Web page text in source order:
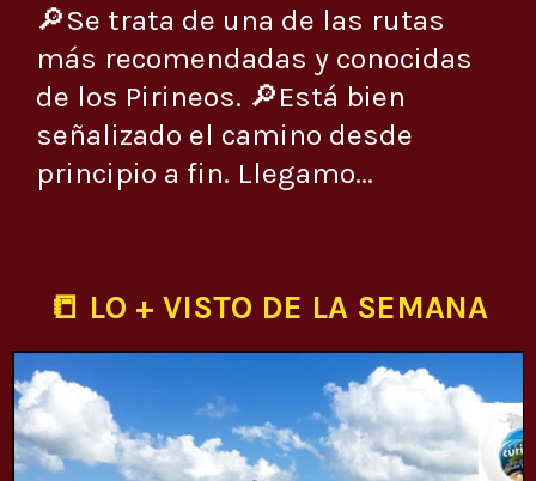
🔎Se trata de una de las rutas
más recomendadas y conocidas
de los Pirineos. 🔎Está bien
señalizado el camino desde
principio a fin. Llegamo...
📒 LO + VISTO DE LA SEMANA